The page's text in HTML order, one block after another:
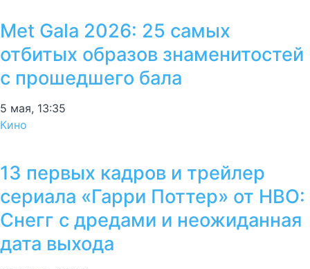
Met Gala 2026: 25 самых
отбитых образов знаменитостей
с прошедшего бала
5 мая, 13:35
Кино
13 первых кадров и трейлер
сериала «Гарри Поттер» от HBO:
Снегг с дредами и неожиданная
дата выхода